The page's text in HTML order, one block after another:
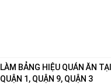
LÀM BẢNG HIỆU QUÁN ĂN
QUẬN 1, QUẬN 9, QUẬN 3